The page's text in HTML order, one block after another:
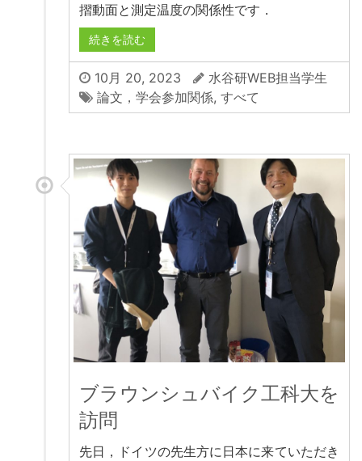
摺動面と測定温度の関係性です．
続きを読む
10月 20, 2023
水谷研WEB担当学生
論文，学会参加関係, すべて
ブラウンシュバイク工科大を
訪問
先日，ドイツの先生方に日本に来ていただき